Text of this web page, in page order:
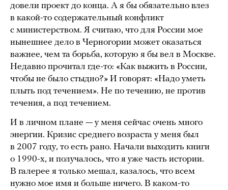
довели проект до конца. А я бы обязательно влез
в какой-то содержательный конфликт
с министерством. Я считаю, что для России мое
нынешнее дело в Черногории может оказаться
важнее, чем та борьба, которую я бы вел в Москве.
Недавно прочитал где-то: «Как выжить в России,
чтобы не было стыдно?» И говорят: «Надо уметь
плыть под течением». Не по течению, не против
течения, а под течением.
И в личном плане — у меня сейчас очень много
энергии. Кризис среднего возраста у меня был
в 2007 году, то есть рано. Начали выходить книги
о 1990-х, и получалось, что я уже часть истории.
В галерее я только мешал, казалось, что всем
нужно мое имя и больше ничего. В каком-то